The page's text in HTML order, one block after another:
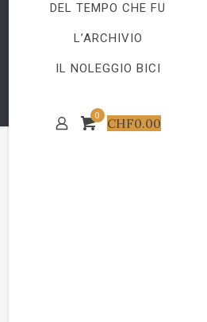
DEL TEMPO CHE FU
L’ARCHIVIO
IL NOLEGGIO BICI
0 CHF0.00